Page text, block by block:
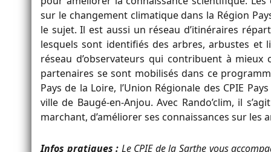
sur le changement climatique dans la Région
le sujet. Il est aussi un réseau d’itinéraires
lesquels sont identifiés des arbres, arbustes et
réseau d’observateurs qui contribuent à
partenaires se sont mobilisés dans ce
Pays de la Loire, l’Union Régionale des CPIE
ville de Baugé-en-Anjou. Avec Rando’clim, il
marchant, d’améliorer ses connaissances sur les
Infos pratiques : Le CPIE de la Sarthe vous